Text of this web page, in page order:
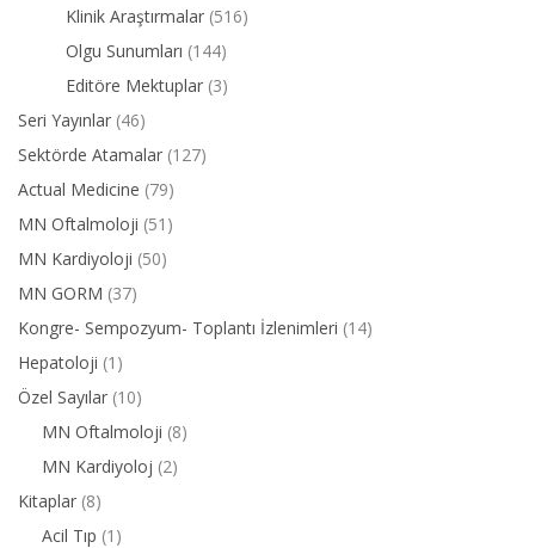
Klinik Araştırmalar (516)
Olgu Sunumları (144)
Editöre Mektuplar (3)
Seri Yayınlar (46)
Sektörde Atamalar (127)
Actual Medicine (79)
MN Oftalmoloji (51)
MN Kardiyoloji (50)
MN GORM (37)
Kongre- Sempozyum- Toplantı İzlenimleri (14)
Hepatoloji (1)
Özel Sayılar (10)
MN Oftalmoloji (8)
MN Kardiyoloj (2)
Kitaplar (8)
Acil Tıp (1)